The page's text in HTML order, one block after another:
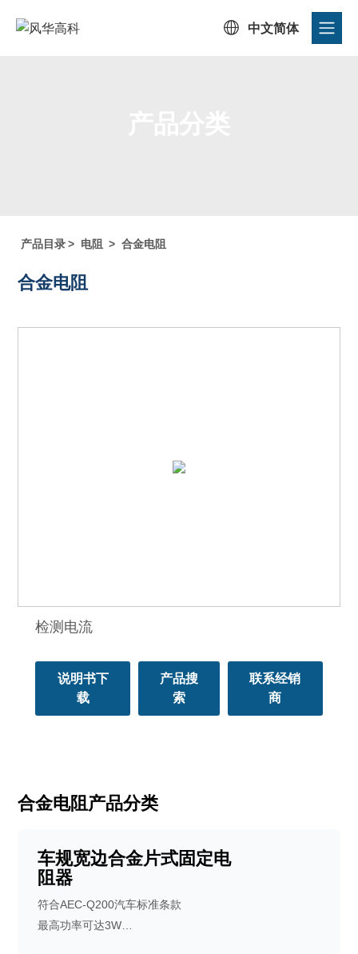
 中文简体
产品目录 > 电阻 > 合金电阻
合金电阻
检测电流
说明书下
载
产品搜
索
联系经销
商
合金电阻产品分类
车规宽边合金片式固定电
阻器
符合AEC-Q200汽车标准条款
最高功率可达3W